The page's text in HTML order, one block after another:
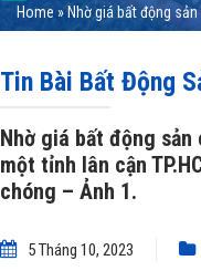
Home »Nhờ giá bất động
Ảnh 1.
Tin Bài Bất Động
Nhờ giá bất động
một tỉnh lân cận
chóng – Ảnh 1.
5 Tháng 10, 2023